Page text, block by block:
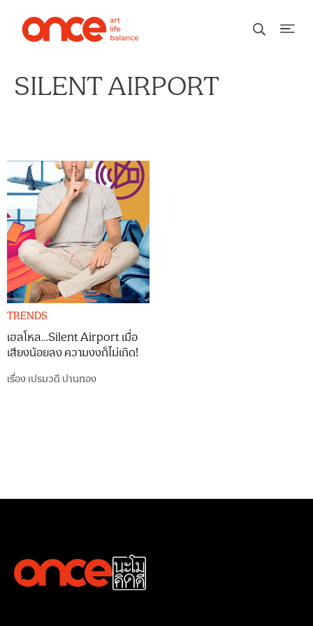
SILENT AIRPORT
TRENDS
เฮลโหล…Silent Airport เมื่อ
เสียงน้อยลง ความงงก็ไม่เกิด!
เรื่อง เปรมวดี ปานทอง